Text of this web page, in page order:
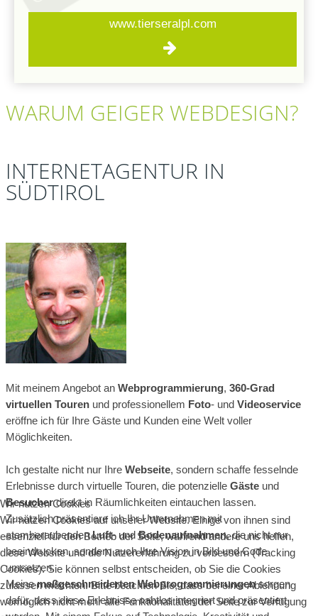
www.tierseralpl.com
WARUM GEIGER WEBDESIGN?
INTERNETAGENTUR IN
SÜDTIROL
Mit meinem Angebot an Webprogrammierung, 360-Grad
virtuellen Touren und professionellem Foto- und Videoservice
eröffne ich für Ihre Gäste und Kunden eine Welt voller
Möglichkeiten.
Ich gestalte nicht nur Ihre Webseite, sondern schaffe fesselnde
Erlebnisse durch virtuelle Touren, die potenzielle Gäste und
Besucherdirekt in Räumlichkeiten eintauchen lassen.
Zusätzlich präsentiere ich Ihr Unternehmen mit
atemberaubendenLuft- undBodenaufnahmen, die nicht nur
beeindrucken, sondern auch Ihre Vision in Bild und Code
umsetzen.
Meinemaßgeschneiderten Webprogrammierungensorgen
dafür, dass diese Erlebnisse nahtlos integriert und präsentiert
Wir nutzen Cookies
Wir nutzen Cookies auf unserer Website. Einige von ihnen sind
essenziell für den Betrieb der Seite, während andere uns helfen,
diese Website und die Nutzererfahrung zu verbessern (Tracking
Cookies). Sie können selbst entscheiden, ob Sie die Cookies
zulassen möchten. Bitte beachten Sie, dass bei einer Ablehnung
womöglich nicht mehr alle Funktionalitäten der Seite zur Verfügung